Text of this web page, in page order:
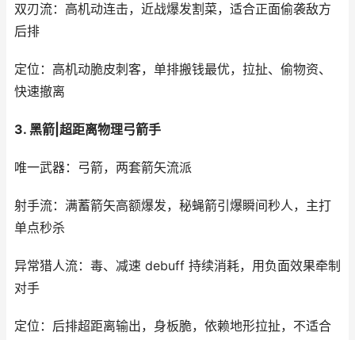
双刃流：高机动连击，近战爆发割菜，适合正面偷袭敌方
后排
定位：高机动脆皮刺客，单排搬钱最优，拉扯、偷物资、
快速撤离
3. 黑箭|超距离物理弓箭手
唯一武器：弓箭，两套箭矢流派
射手流：满蓄箭矢高额爆发，秘蝇箭引爆瞬间秒人，主打
单点秒杀
异常猎人流：毒、减速 debuff 持续消耗，用负面效果牵制
对手
定位：后排超距离输出，身板脆，依赖地形拉扯，不适合